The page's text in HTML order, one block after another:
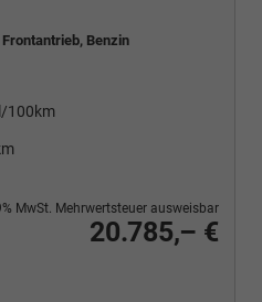
Benzin
100km
20.785,– €
MwSt. Mehrwertsteuer ausweisbar
drucken